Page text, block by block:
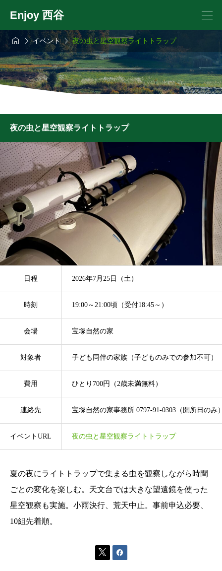
Enjoy 西谷
 イベント夜の虫と星空観察ライトトラップ
夜の虫と星空観察ライトトラップ
日程 2026年7月25日（土）
時刻 19:00～21:00頃（受付18:45～）
会場 宝塚自然の家
対象者 子ども同伴の家族（子どものみでの参加不可）
費用 ひとり700円（2歳未満無料）
連絡先 宝塚自然の家事務所 0797-91-0303（開所日のみ
イベントURL 夜の虫と星空観察ライトトラップ
夏の夜にライトトラップで集まる虫を観察しながら時間
ごとの変化を楽しむ。天文台では大きな望遠鏡を使った
星空観察も実施。小雨決行、荒天中止。事前申込必要、
10組先着順。
 